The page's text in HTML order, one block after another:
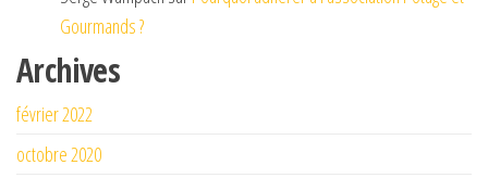
Gourmands ?
Archives
février 2022
octobre 2020